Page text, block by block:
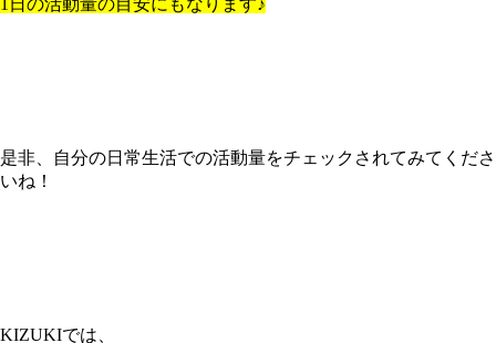
是非、自分の日常生活での活動量をチェックされてみてくださ
いね！
KIZUKIでは、